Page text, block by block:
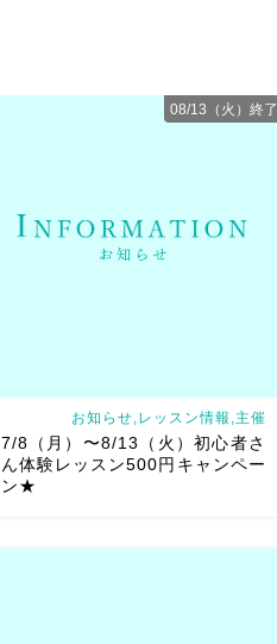
お知らせ,レッスン情報,主催
7/8（月）〜8/13（火）初心者さ
ん体験レッスン500円キャンペー
ン★
08/13（火）終了